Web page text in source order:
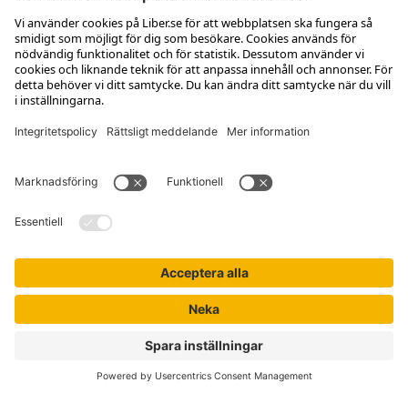
Kontakta kundservice
Jobba hos oss
Om Liber
Nyhetsbrev